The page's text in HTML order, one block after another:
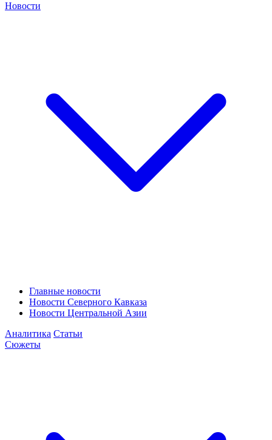
Новости
Главные новости
Новости Северного Кавказа
Новости Центральной Азии
Аналитика Статьи
Сюжеты